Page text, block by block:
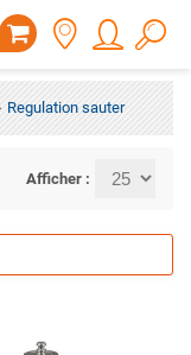
Regulation sauter
Afficher :